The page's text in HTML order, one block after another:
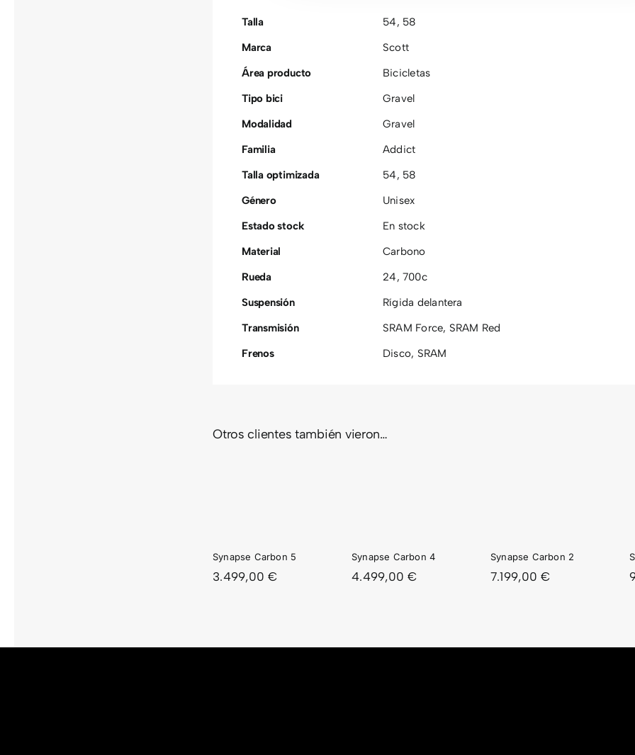
Talla 54, 58
Marca
Scott
Área producto
Bicicletas
Tipo bici
Gravel
Modalidad
Gravel
Familia
Addict
Talla optimizada
54, 58
Género
Unisex
Estado stock
En stock
Material
Carbono
Rueda
24, 700c
Suspensión
Rígida delantera
Transmisión
SRAM Force, SRAM Red
Frenos
Disco, SRAM
Otros clientes también vieron…
Synapse Carbon 5
3.499,00€
Synapse Carbon 4
4.499,00€
Synapse Carbon 2
7.199,00€